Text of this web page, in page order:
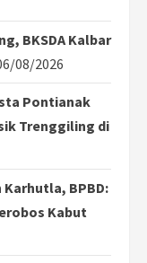
BKSDA Kalbar
08/2026
Pontianak
Trenggiling di
BPBD:
Kabut